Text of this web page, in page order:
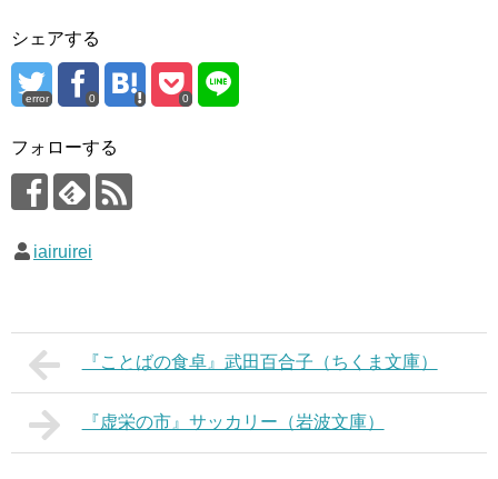
シェアする
error 0 0
フォローする
iairuirei
『ことばの食卓』武田百合子（ちくま文庫）
『虚栄の市』サッカリー（岩波文庫）